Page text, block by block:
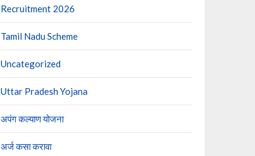
Recruitment 2026
Tamil Nadu Scheme
Uncategorized
Uttar Pradesh Yojana
अपंग कल्याण योजना
अर्ज कसा करावा